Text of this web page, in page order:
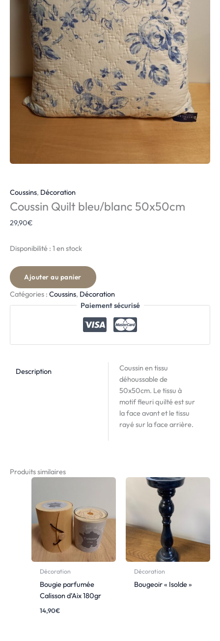
Coussins, Décoration
Coussin Quilt bleu/blanc 50x50cm
29,90€
Disponibilité : 1 en stock
Ajouter au panier
Catégories : Coussins, Décoration
Paiement sécurisé
Description
Coussin en tissu
déhoussable de
50x50cm. Le tissu à
motif fleuri quilté est sur
la face avant et le tissu
rayé sur la face arrière.
Produits similaires
Décoration
Bougie parfumée
Calisson d’Aix 180gr
14,90€
Décoration
Bougeoir « Isolde »